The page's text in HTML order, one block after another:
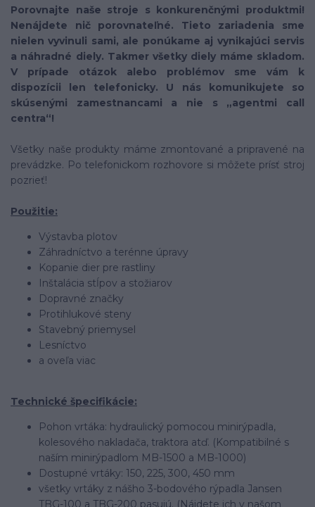
Porovnajte naše stroje s konkurenčnými produktmi!
Nenájdete nič porovnateľné. Tieto zariadenia sme
nielen vyvinuli sami, ale ponúkame aj vynikajúci servis
a náhradné diely. Takmer všetky diely máme skladom.
V prípade otázok alebo problémov sme vám k
dispozícii len telefonicky. U nás komunikujete so
skúsenými zamestnancami a nie s „agentmi call
centra“!
Všetky naše produkty máme zmontované a pripravené na
prevádzke. Po telefonickom rozhovore si môžete prísť stroj
pozrieť!
Použitie:
Výstavba plotov
Záhradníctvo a terénne úpravy
Kopanie dier pre rastliny
Inštalácia stĺpov a stožiarov
Dopravné značky
Protihlukové steny
Stavebný priemysel
Lesníctvo
a oveľa viac
Technické špecifikácie:
Pohon vrtáka: hydraulický pomocou minirýpadla,
kolesového nakladača, traktora atď. (Kompatibilné s
naším minirýpadlom MB-1500 a MB-1000)
Dostupné vrtáky: 150, 225, 300, 450 mm
všetky vrtáky z nášho 3-bodového rýpadla Jansen
TBG-100 a TBG-200 pasujú. (Nájdete ich v našom